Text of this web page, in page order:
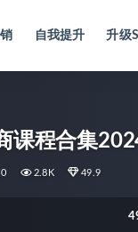
自我提升 升级
课程合集
0 2.8K 49.9